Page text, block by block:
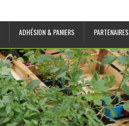
ADHÉSION & PANIERS PARTENAIRES